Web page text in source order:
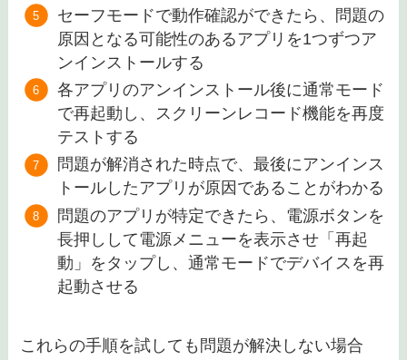
セーフモードで動作確認ができたら、問題の
原因となる可能性のあるアプリを1つずつア
ンインストールする
各アプリのアンインストール後に通常モード
で再起動し、スクリーンレコード機能を再度
テストする
問題が解消された時点で、最後にアンインス
トールしたアプリが原因であることがわかる
問題のアプリが特定できたら、電源ボタンを
長押しして電源メニューを表示させ「再起
動」をタップし、通常モードでデバイスを再
起動させる
これらの手順を試しても問題が解決しない場合